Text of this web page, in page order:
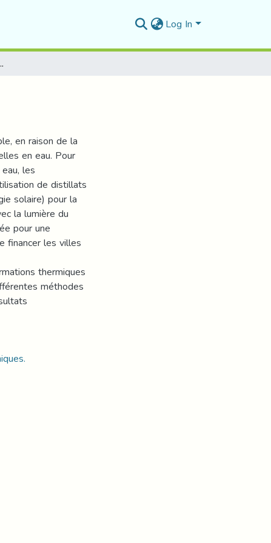
Log In
solaire
en raison de la
en eau. Pour
les
de distillats
solaire) pour la
la lumière du
pour une
financer les villes
thermiques
méthodes